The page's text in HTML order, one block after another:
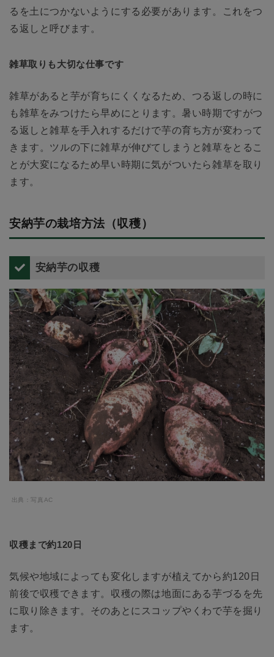
るを土につかないようにする必要があります。これをつ
る返しと呼びます。
雑草取りも大切な仕事です
雑草があると芋が育ちにくくなるため、つる返しの時に
も雑草をみつけたら早めにとります。暑い時期ですがつ
る返しと雑草を手入れするだけで芋の育ち方が変わって
きます。ツルの下に雑草が伸びてしまうと雑草をとるこ
とが大変になるため早い時期に気がついたら雑草を取り
ます。
安納芋の栽培方法（収穫）
安納芋の収穫
出典：写真AC
収穫まで約120日
気候や地域によっても変化しますが植えてから約120日
前後で収穫できます。収穫の際は地面にある芋づるを先
に取り除きます。そのあとにスコップやくわで芋を掘り
ます。